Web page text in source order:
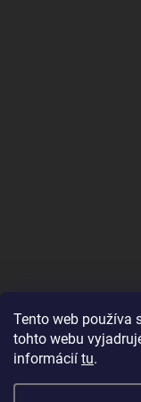
Tento web používa
tohto webu
informácií tu.
Good E-